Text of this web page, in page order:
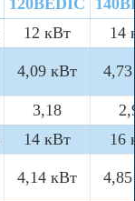
120BEDIC
12 кВт
14
4,09 кВт
3,18
14 кВт
16
4,14 кВт